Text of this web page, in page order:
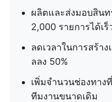
ผลิตและส่งมอบสินท
2,000 รายการได้เ
ลดเวลาในการสร้า
ลลง 50%
เพิ่มจำนวนช่องทาง
ทีมงานขนาดเดิม